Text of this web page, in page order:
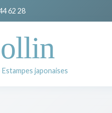
62 28
japonaises